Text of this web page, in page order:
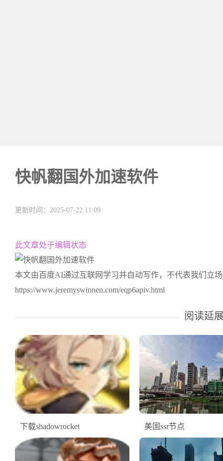
快帆翻国外加速软件
更新时间：2025-07-22 11:09
此文章处于编辑状态
本文由百度AI通过互联网学习并自动写作，不代表我们立
https://www.jeremyswinnen.com/eqp6apiv.html
阅读延
下载shadowrocket 美国ssr节点